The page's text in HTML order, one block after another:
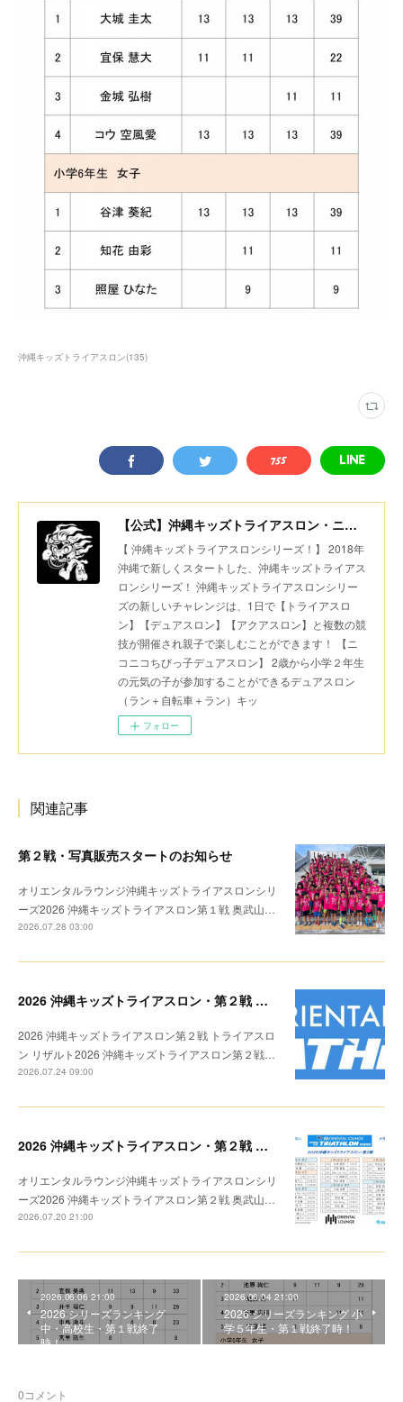
沖縄キッズトライアスロン(135)
【公式】沖縄キッズトライアスロン・ニコニコちびっ子デュアスロン・美ら島スポーツ
【 沖縄キッズトライアスロンシリーズ！】 2018年
沖縄で新しくスタートした、沖縄キッズトライアス
ロンシリーズ！ 沖縄キッズトライアスロンシリー
ズの新しいチャレンジは、1日で【トライアスロ
ン】【デュアスロン】【アクアスロン】と複数の競
技が開催され親子で楽しむことができます！ 【ニ
コニコちびっ子デュアスロン】 2歳から小学２年生
の元気の子が参加することができるデュアスロン
（ラン＋自転車＋ラン）キッ
フォロー
関連記事
第２戦・写真販売スタートのお知らせ
オリエンタルラウンジ沖縄キッズトライアスロンシリ
ーズ2026 沖縄キッズトライアスロン第１戦 奥武山…
2026.07.28 03:00
2026 沖縄キッズトライアスロン・第２戦 リザルト
2026 沖縄キッズトライアスロン第２戦 トライアスロ
ン リザルト2026 沖縄キッズトライアスロン第２戦…
2026.07.24 09:00
2026 沖縄キッズトライアスロン・第２戦 トライアスロン リザルト
オリエンタルラウンジ沖縄キッズトライアスロンシリ
ーズ2026 沖縄キッズトライアスロン第２戦 奥武山…
2026.07.20 21:00
2026.06.06 21:00
2026 シリーズランキング
中・高校生・第１戦終了
時！
2026.06.04 21:00
2026 シリーズランキング 小
学５年生・第１戦終了時！
0コメント